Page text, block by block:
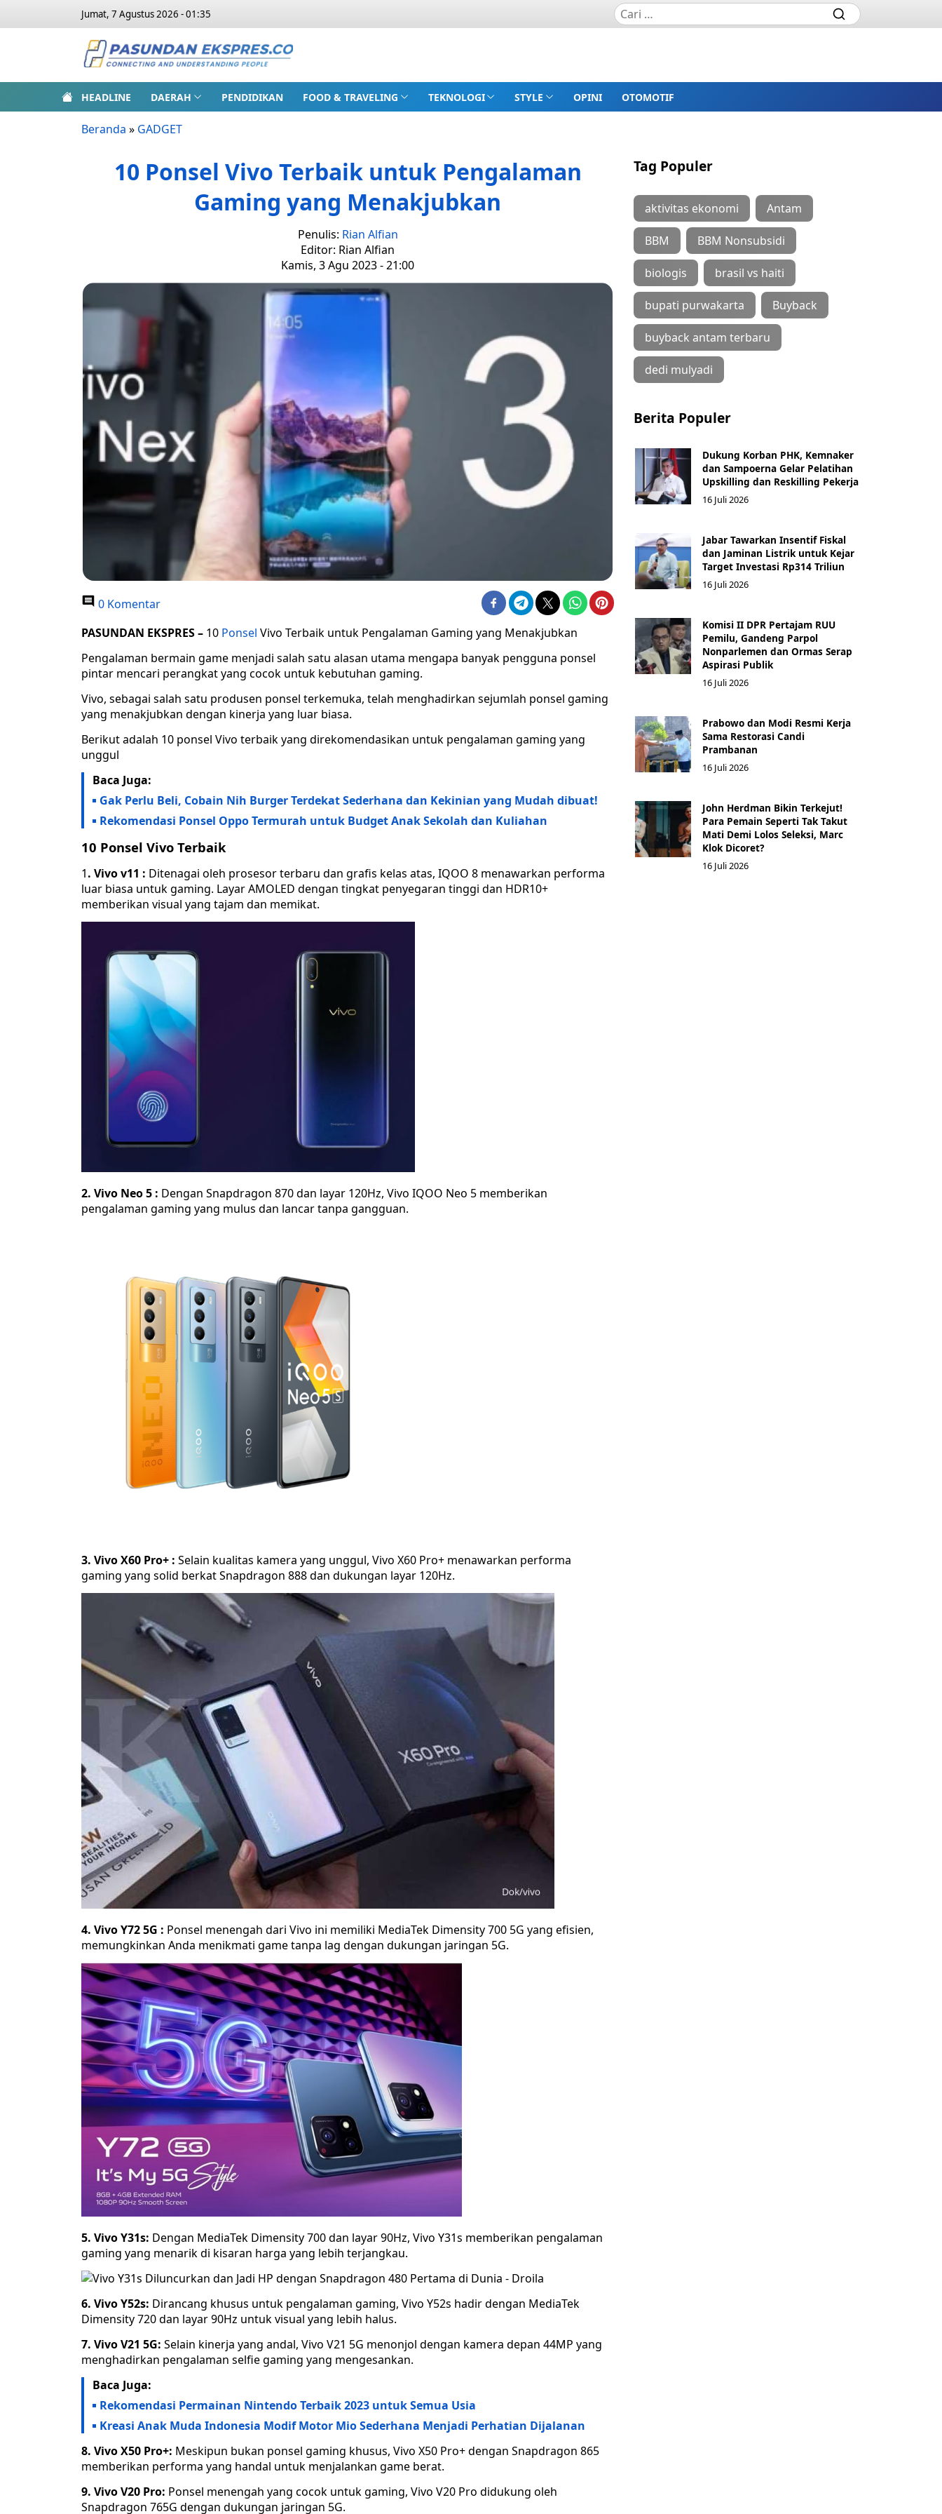
Jumat, 7 Agustus 2026 - 01:35
HEADLINE DAERAH PENDIDIKAN FOOD & TRAVELING TEKNOLOGI STYLE OPINI OTOMOTIF
Beranda » GADGET
10 Ponsel Vivo Terbaik untuk Pengalaman
Gaming yang Menakjubkan
Penulis: Rian Alfian
Editor: Rian Alfian
Kamis, 3 Agu 2023 - 21:00
0 Komentar
PASUNDAN EKSPRES – 10 Ponsel Vivo Terbaik untuk Pengalaman Gaming yang Menakjubkan
Pengalaman bermain game menjadi salah satu alasan utama mengapa banyak pengguna ponsel
pintar mencari perangkat yang cocok untuk kebutuhan gaming.
Vivo, sebagai salah satu produsen ponsel terkemuka, telah menghadirkan sejumlah ponsel gaming
yang menakjubkan dengan kinerja yang luar biasa.
Berikut adalah 10 ponsel Vivo terbaik yang direkomendasikan untuk pengalaman gaming yang
unggul
Baca Juga:
Gak Perlu Beli, Cobain Nih Burger Terdekat Sederhana dan Kekinian yang Mudah dibuat!
Rekomendasi Ponsel Oppo Termurah untuk Budget Anak Sekolah dan Kuliahan
10 Ponsel Vivo Terbaik
1. Vivo v11 : Ditenagai oleh prosesor terbaru dan grafis kelas atas, IQOO 8 menawarkan performa
luar biasa untuk gaming. Layar AMOLED dengan tingkat penyegaran tinggi dan HDR10+
memberikan visual yang tajam dan memikat.
2. Vivo Neo 5 : Dengan Snapdragon 870 dan layar 120Hz, Vivo IQOO Neo 5 memberikan
pengalaman gaming yang mulus dan lancar tanpa gangguan.
3. Vivo X60 Pro+ : Selain kualitas kamera yang unggul, Vivo X60 Pro+ menawarkan performa
gaming yang solid berkat Snapdragon 888 dan dukungan layar 120Hz.
4. Vivo Y72 5G : Ponsel menengah dari Vivo ini memiliki MediaTek Dimensity 700 5G yang efisien,
memungkinkan Anda menikmati game tanpa lag dengan dukungan jaringan 5G.
5. Vivo Y31s: Dengan MediaTek Dimensity 700 dan layar 90Hz, Vivo Y31s memberikan pengalaman
gaming yang menarik di kisaran harga yang lebih terjangkau.
6. Vivo Y52s: Dirancang khusus untuk pengalaman gaming, Vivo Y52s hadir dengan MediaTek
Dimensity 720 dan layar 90Hz untuk visual yang lebih halus.
7. Vivo V21 5G: Selain kinerja yang andal, Vivo V21 5G menonjol dengan kamera depan 44MP yang
menghadirkan pengalaman selfie gaming yang mengesankan.
Baca Juga:
Rekomendasi Permainan Nintendo Terbaik 2023 untuk Semua Usia
Kreasi Anak Muda Indonesia Modif Motor Mio Sederhana Menjadi Perhatian Dijalanan
8. Vivo X50 Pro+: Meskipun bukan ponsel gaming khusus, Vivo X50 Pro+ dengan Snapdragon 865
memberikan performa yang handal untuk menjalankan game berat.
9. Vivo V20 Pro: Ponsel menengah yang cocok untuk gaming, Vivo V20 Pro didukung oleh
Snapdragon 765G dengan dukungan jaringan 5G.
Tag Populer
aktivitas ekonomi Antam
BBM BBM Nonsubsidi
biologis brasil vs haiti
bupati purwakarta Buyback
buyback antam terbaru
dedi mulyadi
Berita Populer
Dukung Korban PHK, Kemnaker
dan Sampoerna Gelar Pelatihan
Upskilling dan Reskilling Pekerja
16 Juli 2026
Jabar Tawarkan Insentif Fiskal
dan Jaminan Listrik untuk Kejar
Target Investasi Rp314 Triliun
16 Juli 2026
Komisi II DPR Pertajam RUU
Pemilu, Gandeng Parpol
Nonparlemen dan Ormas Serap
Aspirasi Publik
16 Juli 2026
Prabowo dan Modi Resmi Kerja
Sama Restorasi Candi
Prambanan
16 Juli 2026
John Herdman Bikin Terkejut!
Para Pemain Seperti Tak Takut
Mati Demi Lolos Seleksi, Marc
Klok Dicoret?
16 Juli 2026